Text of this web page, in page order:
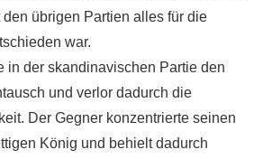
den übrigen Partien alles für die
war.
in der skandinavischen Partie den
und verlor dadurch die
Der Gegner konzentrierte seinen
König und behielt dadurch